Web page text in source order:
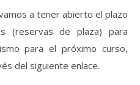
a tener abierto el plazo
(reservas de plaza) para
para el próximo curso,
del siguiente enlace.